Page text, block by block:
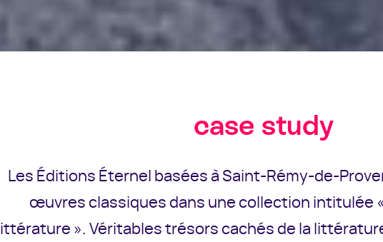
case study
Les Éditions Éternel basées à Saint-Rémy-de-
œuvres classiques dans une collection intitulée «
littérature ». Véritables trésors cachés de la